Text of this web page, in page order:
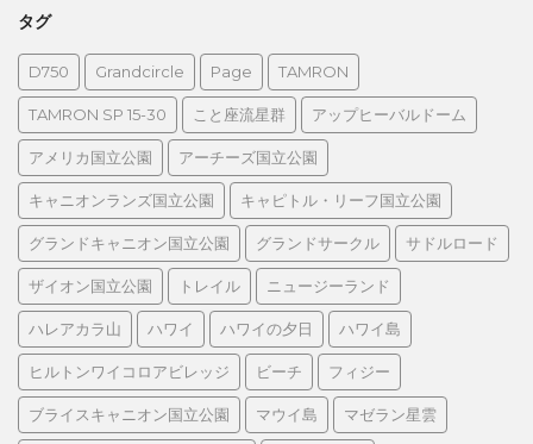
タグ
D750 Grandcircle Page TAMRON
TAMRON SP 15-30 こと座流星群 アップヒーバルドーム
アメリカ国立公園 アーチーズ国立公園
キャニオンランズ国立公園 キャピトル・リーフ国立公園
グランドキャニオン国立公園 グランドサークル サドルロード
ザイオン国立公園 トレイル ニュージーランド
ハレアカラ山 ハワイ ハワイの夕日 ハワイ島
ヒルトンワイコロアビレッジ ビーチ フィジー
ブライスキャニオン国立公園 マウイ島 マゼラン星雲